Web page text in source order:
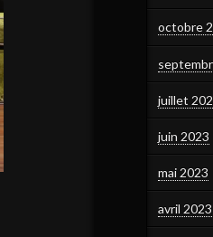
octobre
juillet
juin 2023
mai 2023
avril 2023